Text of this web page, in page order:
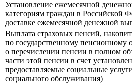
Установление ежемесячной
категориям граждан в Российской
доставке ежемесячной денежной
Выплата страховых пенсий,
по государственному пенсионному
о перечислении пенсии в полном
части этой пенсии в счет
предоставляемые социальные
социального обслуживания)